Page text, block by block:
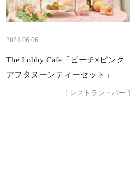
2024.06.06
The Lobby Cafe「ピーチ×ピンク
アフタヌーンティーセット」
[ レストラン・バー ]